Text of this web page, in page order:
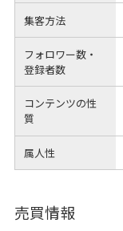
集客方法
フォロワー数・
登録者数
コンテンツの性
質
属人性
売買情報